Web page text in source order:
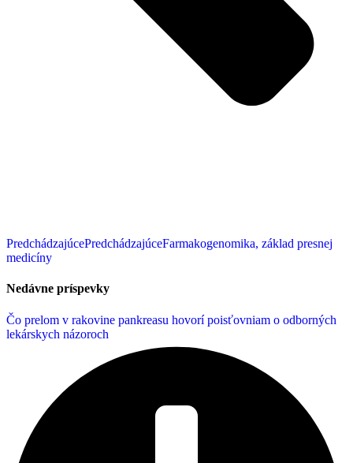
PredchádzajúcePredchádzajúceFarmakogenomika, základ presnej
medicíny
Nedávne príspevky
Čo prelom v rakovine pankreasu hovorí poisťovniam o odborných
lekárskych názoroch